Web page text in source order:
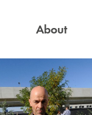
About